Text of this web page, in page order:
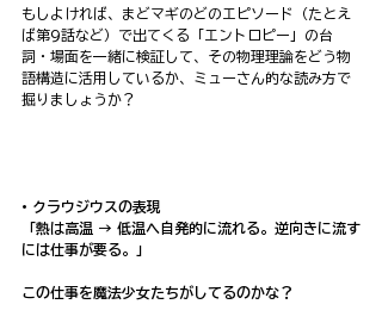
もしよければ、まどマギのどのエピソード（たとえ
ば第9話など）で出てくる「エントロピー」の台
詞・場面を一緒に検証して、その物理理論をどう物
語構造に活用しているか、ミューさん的な読み方で
掘りましょうか？
• クラウジウスの表現
「熱は高温 → 低温へ自発的に流れる。逆向きに流す
には仕事が要る。」
この仕事を魔法少女たちがしてるのかな？